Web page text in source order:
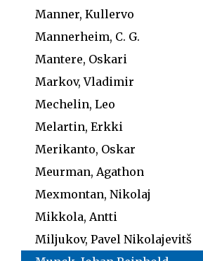
Manner, Kullervo
Mannerheim, C. G.
Mantere, Oskari
Markov, Vladimir
Mechelin, Leo
Melartin, Erkki
Merikanto, Oskar
Meurman, Agathon
Mexmontan, Nikolaj
Mikkola, Antti
Miljukov, Pavel Nikolajevitš